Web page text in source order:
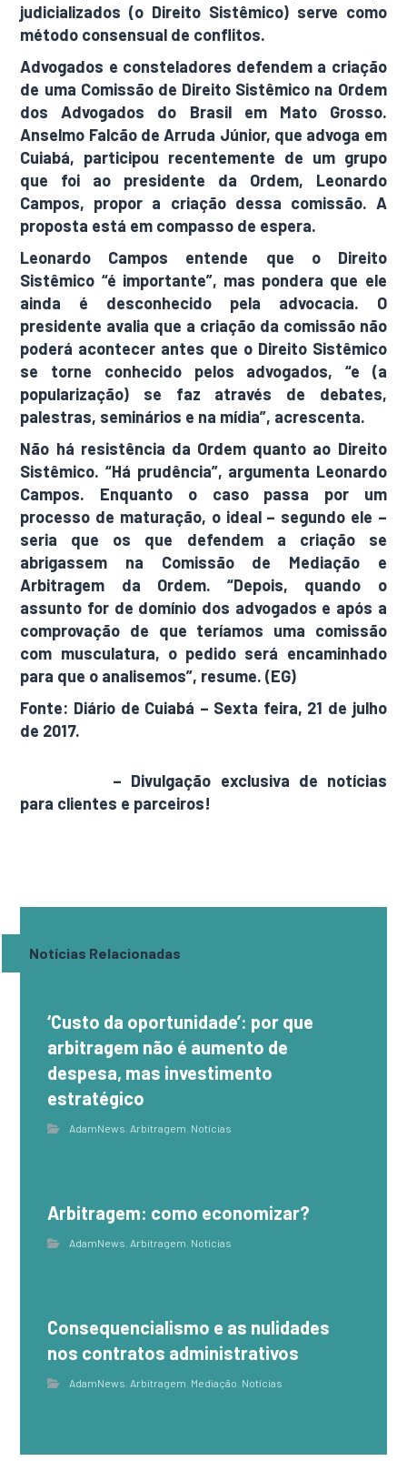
judicializados (o Direito Sistêmico) serve como
método consensual de conflitos.
Advogados e consteladores defendem a criação
de uma Comissão de Direito Sistêmico na Ordem
dos Advogados do Brasil em Mato Grosso.
Anselmo Falcão de Arruda Júnior, que advoga em
Cuiabá, participou recentemente de um grupo
que foi ao presidente da Ordem, Leonardo
Campos, propor a criação dessa comissão. A
proposta está em compasso de espera.
Leonardo Campos entende que o Direito
Sistêmico “é importante”, mas pondera que ele
ainda é desconhecido pela advocacia. O
presidente avalia que a criação da comissão não
poderá acontecer antes que o Direito Sistêmico
se torne conhecido pelos advogados, “e (a
popularização) se faz através de debates,
palestras, seminários e na mídia”, acrescenta.
Não há resistência da Ordem quanto ao Direito
Sistêmico. “Há prudência”, argumenta Leonardo
Campos. Enquanto o caso passa por um
processo de maturação, o ideal – segundo ele –
seria que os que defendem a criação se
abrigassem na Comissão de Mediação e
Arbitragem da Ordem. “Depois, quando o
assunto for de domínio dos advogados e após a
comprovação de que teríamos uma comissão
com musculatura, o pedido será encaminhado
para que o analisemos”, resume. (EG)
Fonte: Diário de Cuiabá – Sexta feira, 21 de julho
de 2017.
– Divulgação exclusiva de notícias
para clientes e parceiros!
Notícias Relacionadas
‘Custo da oportunidade’: por que
arbitragem não é aumento de
despesa, mas investimento
estratégico
AdamNews, Arbitragem, Notícias
Arbitragem: como economizar?
AdamNews, Arbitragem, Notícias
Consequencialismo e as nulidades
nos contratos administrativos
AdamNews, Arbitragem, Mediação, Notícias